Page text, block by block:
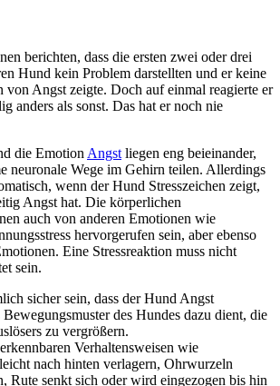
berichten, dass die ersten zwei oder drei
Hund kein Problem darstellten und er keine
von Angst zeigte. Doch auf einmal reagierte er
anders als sonst. Das hat er noch nie
die Emotion Angst liegen eng beieinander,
neuronale Wege im Gehirn teilen. Allerdings
wenn der Hund Stresszeichen zeigt,
Angst hat. Die körperlichen
auch von anderen Emotionen wie
hervorgerufen sein, aber ebenso
Eine Stressreaktion muss nicht
sein.
sicher sein, dass der Hund Angst
des Hundes dazu dient, die
zu vergrößern.
Verhaltensweisen wie
nach hinten verlagern, Ohrwurzeln
Rute senkt sich oder wird eingezogen bis hin